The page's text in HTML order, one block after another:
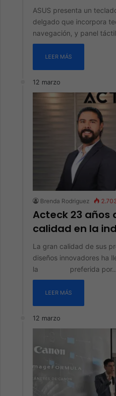
ASUS presenta un
delgado que incorpora
navegación, y panel
LEER MÁS
12 marzo
Brenda Rodriguez
Acteck 23 años
calidad en la
La gran calidad de sus
diseños innovadores ha
la preferida
LEER MÁS
12 marzo